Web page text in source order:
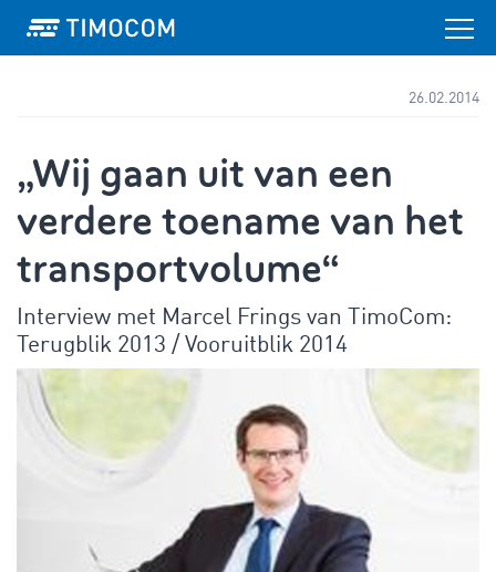
26.02.2014
„Wij gaan uit van een
verdere toename van het
transportvolume“
Interview met Marcel Frings van TimoCom:
Terugblik 2013 / Vooruitblik 2014